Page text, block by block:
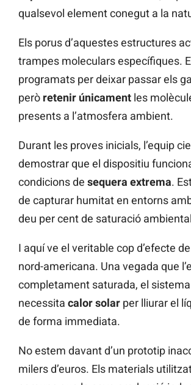
qualsevol element conegut a la
Els porus d’aquestes estructures
trampes moleculars específiques.
programats per deixar passar els
però retenir únicament les
presents a l’atmosfera ambient.
Durant les proves inicials, l’equip
demostrar que el dispositiu
condicions de sequera extrema.
de capturar humitat en entorns
deu per cent de saturació
I aquí ve el veritable cop d’efecte
nord-americana. Una vegada que
completament saturada, el
necessita calor solar per lliurar el
de forma immediata.
No estem davant d’un prototip
milers d’euros. Els materials